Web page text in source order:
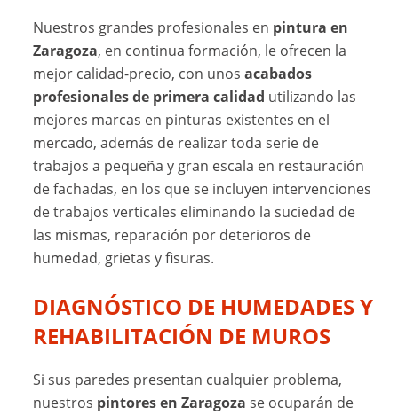
Nuestros grandes profesionales en pintura en
Zaragoza, en continua formación, le ofrecen la
mejor calidad-precio, con unosacabados
profesionales de primera calidad utilizando las
mejores marcas en pinturas existentes en el
mercado, además de realizar toda serie de
trabajos a pequeña y gran escala en restauración
de fachadas, en los que se incluyen intervenciones
de trabajos verticales eliminando la suciedad de
las mismas, reparación por deterioros de
humedad, grietas y fisuras.
DIAGNÓSTICO DE HUMEDADES Y
REHABILITACIÓN DE MUROS
Si sus paredes presentan cualquier problema,
nuestros pintores en Zaragoza se ocuparán de